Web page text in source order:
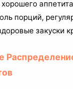
порций,
закуски